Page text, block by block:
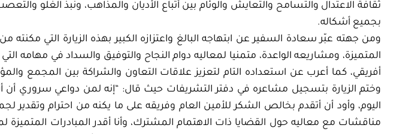
ثقافة الاعتدال والتسامح والتعايش والوئام بين أتباع الأديان والمذاهب، ونبذ الغلو
بجميع أشكاله.
ومن جهته عبّر سعادة السفير عن ابتهاجه البالغ واعتزازه الكبير بهذه الزيارة التي
المتميزة، ومشاريعه الواعدة، متمنيا لمعاليه دوام النجاح والتوفيق والسداد في مهامه
أفريقي، كما أعرب عن استعداده التام لتعزيز علاقات التعاون والشراكة بين المجمع
وختم الزيارة بتسجيل مشاعره في دفتر التشريفات حيث قال: “إنه لمن دواعي سروري أن
اليوم، وأود أن أتقدم بخالص الشكر للأمين العام وفريقه على ما يكنه من احترام وتقدير
مناقشات مع معاليه حول القضايا ذات الاهتمام المشترك، وأنا أقدر المبادرات المتميزة